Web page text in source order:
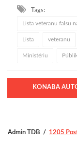
Tags:
Lista veteranu falsu
Lista veteranu
Ministériu
KONABA
Admin TDB 1205